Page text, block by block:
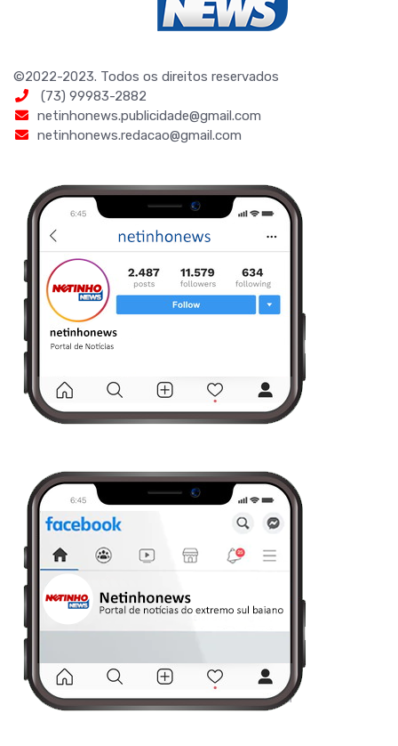
©2022-2023. Todos os direitos reservados
(73) 99983-2882
netinhonews.publicidade@gmail.com
netinhonews.redacao@gmail.com